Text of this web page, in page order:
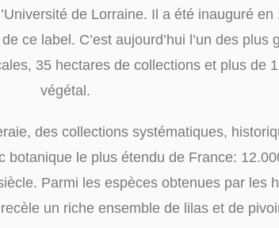
de Lorraine. Il a été inauguré
ce label. C’est aujourd’hui l’un des plus
35 hectares de collections et plus de
végétal.
des collections systématiques,
le plus étendu de France:
Parmi les espèces obtenues par les
un riche ensemble de lilas et de